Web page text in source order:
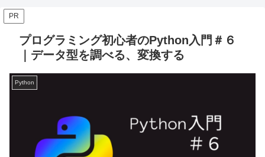
PR
プログラミング初心者のPython入門＃６
｜データ型を調べる、変換する
Python